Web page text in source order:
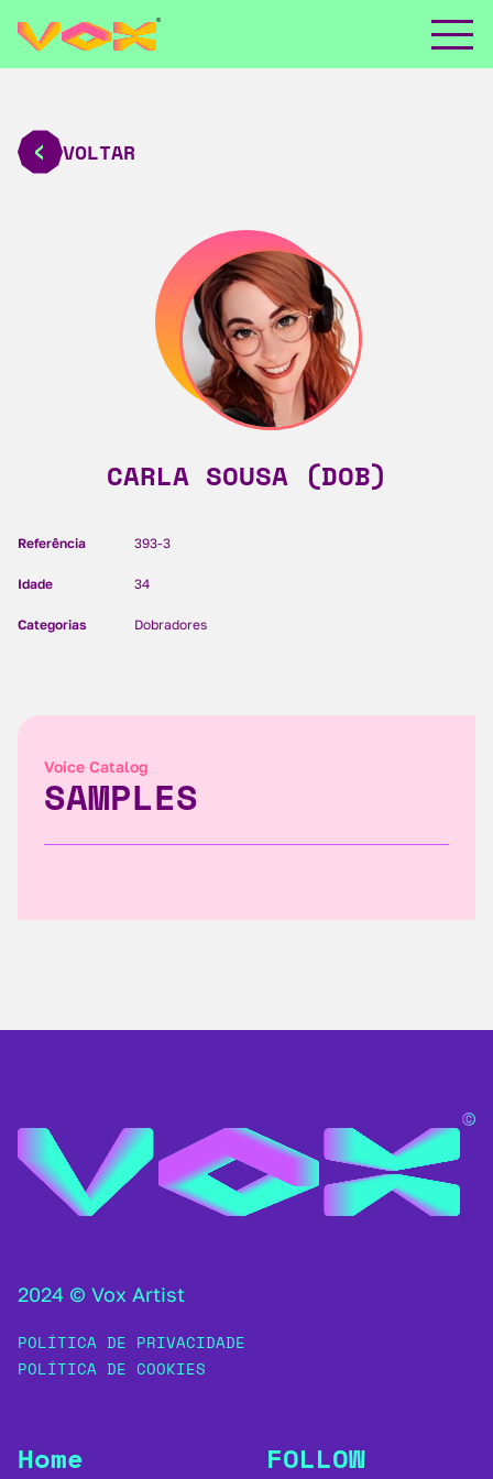
VOLTAR
CARLA SOUSA (DOB)
Referência 393-3
Idade 34
Categorias Dobradores
Voice Catalog
SAMPLES
2024 © Vox Artist
POLÍTICA DE PRIVACIDADE
POLÍTICA DE COOKIES
Home FOLLOW